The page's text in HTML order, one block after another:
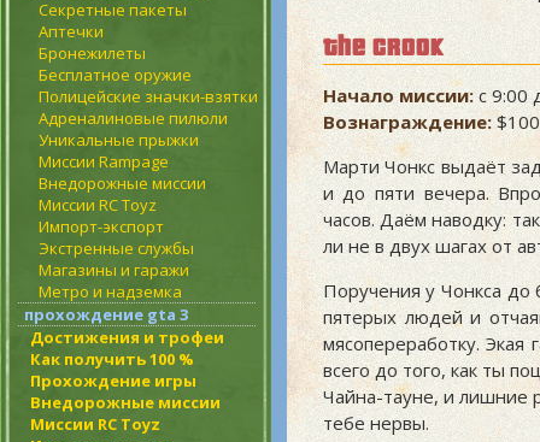
Секретные пакеты
Аптечки
Бронежилеты
Бесплатное оружие
Полицейские значки-взятки
Адреналиновые пилюли
Уникальные прыжки
Миссии Rampage
Внедорожные миссии
Миссии RC Toyz
Импорт-экспорт
Экстренные службы
Магазины и гаражи
Метро и надземка
прохождение gta 3
Достижения и трофеи
Как получить 100 %
Прохождение игры
Внедорожные миссии
Миссии RC Toyz
the crook
Начало миссии:с 9:00
Вознаграждение:
Марти Чонкс выдаёт
и до пяти вечера.
часов. Даём наводку:
ли не в двух шагах от
Поручения у Чонкса
пятерых людей и
мясопереработку.
всего до того, как ты
Чайна-тауне, и лишние
тебе нервы.